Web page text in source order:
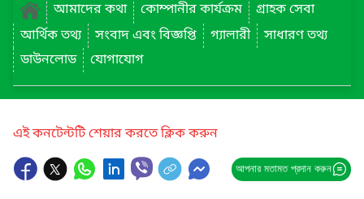
আমাদের কথা
কোম্পানীর কার্যক্রম
গ্রাহক সেবা
আর্থিক তথ্য
সংবাদ এবং বিজ্ঞপ্তি গ্যালারী
সাধারণ তথ্য
ডাউনলোড
যোগাযোগ
এই কনটেন্টটি শেয়ার করতে ক্লিক করুন
আপনার মতামত প্রদান করুন